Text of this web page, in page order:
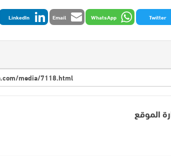
Twitter
WhatsApp
Email
LinkedIn
الموقع